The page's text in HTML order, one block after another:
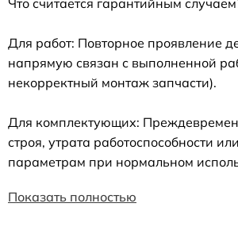
Что считается гарантийным
Для работ: Повторное проявление
напрямую связан с выполненной
некорректный монтаж запчасти).
Для комплектующих:
строя, утрата работоспособности
параметрам при нормальном
Показать полностью